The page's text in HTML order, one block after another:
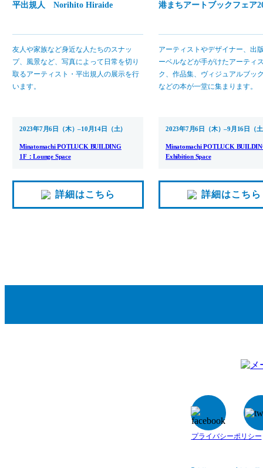
平出規人 Norihito Hiraide
友人や家族など身近な人たちのスナッ
プ、風景など、写真によって日常を切り
取るアーティスト・平出規人の展示を行
います。
2023年7月6日（木）–10月14日（土）
Minatomachi POTLUCK BUILDING
1F：Lounge Space
詳細はこちら
港まちアートブックフェア
アーティストやデザイナー、出
ーベルなどが手がけたアーティ
ク、作品集、ヴィジュアルブッ
などの本が一堂に集まります。
2023年7月6日（木）–9月16日（
Minatomachi POTLUCK
Exhibition Space
詳細はこちら
プライバシーポリシー